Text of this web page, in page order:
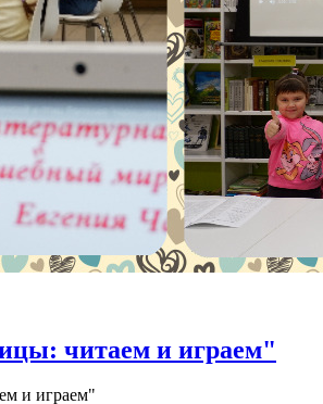
читаем и играем"
и играем"